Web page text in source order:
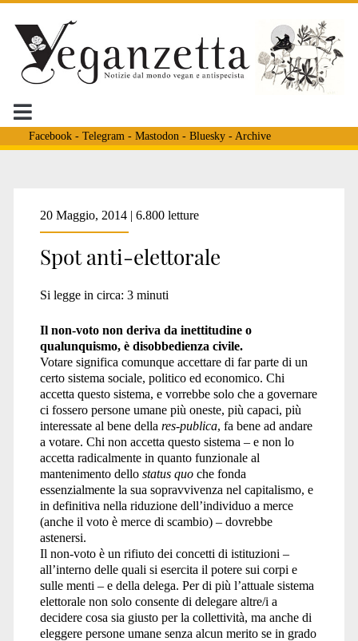
Facebook- Telegram - Mastodon - Bluesky- Archive
Tag:
<span>spot
antielettorale</span>
20 Maggio, 2014 | 6.800 letture
Spot anti-elettorale
Si legge in circa: 3 minuti
Il non-voto non deriva da inettitudine o
qualunquismo, è disobbedienza civile.
Votare significa comunque accettare di far parte di un
certo sistema sociale, politico ed economico. Chi
accetta questo sistema, e vorrebbe solo che a governare
ci fossero persone umane più oneste, più capaci, più
interessate al bene della res-publica, fa bene ad andare
a votare. Chi non accetta questo sistema – e non lo
accetta radicalmente in quanto funzionale al
mantenimento dello status quoche fonda
essenzialmente la sua sopravvivenza nel capitalismo, e
in definitiva nella riduzione dell’individuo a merce
(anche il voto è merce di scambio) – dovrebbe
astenersi.
Il non-voto è un rifiuto dei concetti di istituzioni –
all’interno delle quali si esercita il potere sui corpi e
sulle menti – e della delega. Per di più l’attuale sistema
elettorale non solo consente di delegare altre/i a
decidere cosa sia giusto per la collettività, ma anche di
eleggere persone umane senza alcun merito se in grado